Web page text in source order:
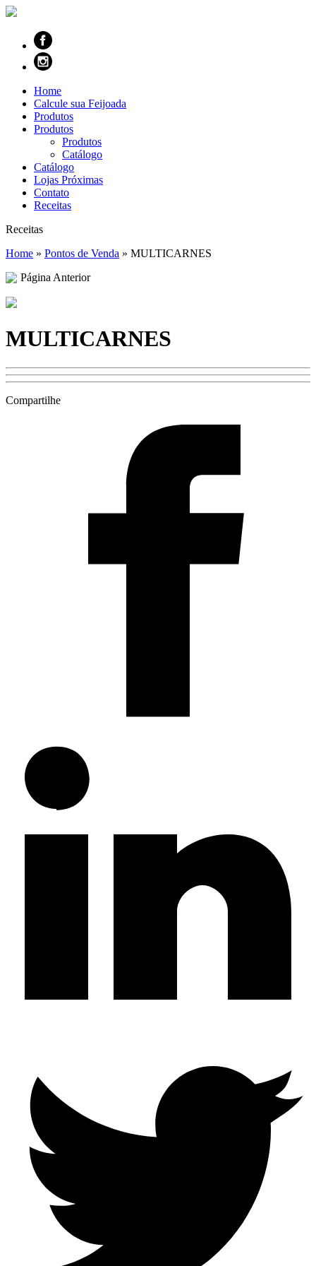
Home
Calcule sua Feijoada
Produtos
Produtos
Produtos
Catálogo
Catálogo
Lojas Próximas
Contato
Receitas
Receitas
Home » Pontos de Venda » MULTICARNES
Página Anterior
MULTICARNES
Compartilhe